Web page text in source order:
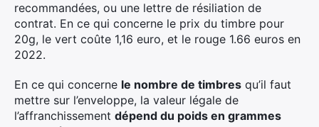
recommandées, ou une lettre de résiliation de
contrat. En ce qui concerne le prix du timbre pour
20g, le vert coûte 1,16 euro, et le rouge 1.66 euros en
2022.
En ce qui concerne le nombre de timbres qu’il faut
mettre sur l’enveloppe, la valeur légale de
l’affranchissement dépend du poids en grammes